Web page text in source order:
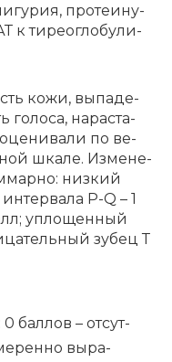
про­те­и­ну­
к ти­рео­гло­бу­ли­
ко­жи, вы­па­де­
го­ло­са, на­рас­та­
по ве­
шка­ле. Из­ме­не­
низ­кий
P-Q – 1
упло­щен­ный
зу­бец Т
бал­лов – от­сут­
вы­ра­